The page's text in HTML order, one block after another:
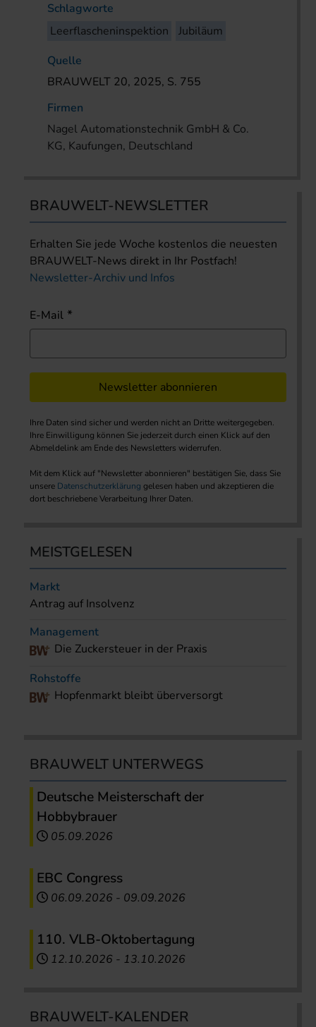
Schlagworte
Leerflascheninspektion
Jubiläum
Quelle
BRAUWELT 20, 2025, S. 755
Firmen
Nagel Automationstechnik GmbH & Co.
KG, Kaufungen, Deutschland
BRAUWELT-NEWSLETTER
Erhalten Sie jede Woche kostenlos die neuesten
BRAUWELT-News direkt in Ihr Postfach!
Newsletter-Archiv und Infos
E-Mail
Newsletter abonnieren
Ihre Daten sind sicher und werden nicht an Dritte weitergegeben.
Ihre Einwilligung können Sie jederzeit durch einen Klick auf den
Abmeldelink am Ende des Newsletters widerrufen.
Mit dem Klick auf "Newsletter abonnieren" bestätigen Sie, dass Sie
unsere Datenschutzerklärung gelesen haben und akzeptieren die
dort beschriebene Verarbeitung Ihrer Daten.
MEISTGELESEN
Markt
Antrag auf Insolvenz
Management
Die Zuckersteuer in der Praxis
Rohstoffe
Hopfenmarkt bleibt überversorgt
BRAUWELT UNTERWEGS
Deutsche Meisterschaft der
Hobbybrauer
05.09.2026
EBC Congress
06.09.2026 - 09.09.2026
110. VLB-Oktobertagung
12.10.2026 - 13.10.2026
BRAUWELT-KALENDER